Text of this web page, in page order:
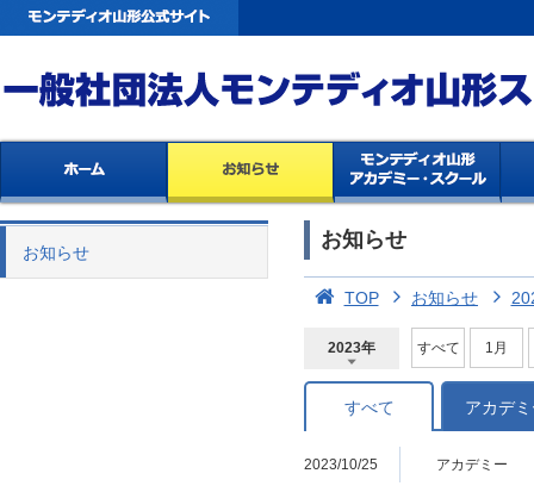
お知らせ
お知らせ
TOP お知らせ
2023年
2026年
2025年
2024年
2023年
2022年
2021年
2020年
2019年
2018年
2017年
2016年
2015年
2014年
すべて 1月
すべて アカデ
2023/10/25 アカデミー